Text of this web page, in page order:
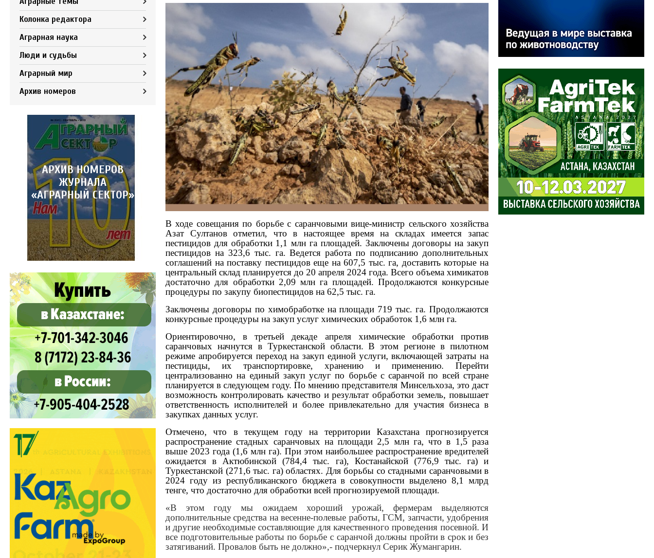
Колонка редактора
Аграрная наука
Люди и судьбы
Аграрный мир
Архив номеров
АРХИВ НОМЕРОВ
ЖУРНАЛА
«АГРАРНЫЙ СЕКТОР»
В ходе совещания по борьбе с саранчовыми вице-министр сельского хозяйства
Азат Султанов отметил, что в настоящее время на складах имеется запас
пестицидов для обработки 1,1 млн га площадей. Заключены договоры на закуп
пестицидов на 323,6 тыс. га. Ведется работа по подписанию дополнительных
соглашений на поставку пестицидов еще на 607,5 тыс. га, доставить которые на
центральный склад планируется до 20 апреля 2024 года. Всего объема химикатов
достаточно для обработки 2,09 млн га площадей. Продолжаются конкурсные
процедуры по закупу биопестицидов на 62,5 тыс. га.
Заключены договоры по химобработке на площади 719 тыс. га. Продолжаются
конкурсные процедуры на закуп услуг химических обработок 1,6 млн га.
Ориентировочно, в третьей декаде апреля химические обработки против
саранчовых начнутся в Туркестанской области. В этом регионе в пилотном
режиме апробируется переход на закуп единой услуги, включающей затраты на
пестициды, их транспортировке, хранению и применению. Перейти
централизованно на единый закуп услуг по борьбе с саранчой по всей стране
планируется в следующем году. По мнению представителя Минсельхоза, это даст
возможность контролировать качество и результат обработки земель, повышает
ответственность исполнителей и более привлекательно для участия бизнеса в
закупках данных услуг.
Отмечено, что в текущем году на территории Казахстана прогнозируется
распространение стадных саранчовых на площади 2,5 млн га, что в 1,5 раза
выше 2023 года (1,6 млн га). При этом наибольшее распространение вредителей
ожидается в Актюбинской (784,4 тыс. га), Костанайской (776,9 тыс. га) и
Туркестанской (271,6 тыс. га) областях. Для борьбы со стадными саранчовыми в
2024 году из республиканского бюджета в совокупности выделено 8,1 млрд
тенге, что достаточно для обработки всей прогнозируемой площади.
«В этом году мы ожидаем хороший урожай, фермерам выделяются
дополнительные средства на весенне-полевые работы, ГСМ, запчасти, удобрения
и другие необходимые составляющие для качественного проведения посевной. И
все подготовительные работы по борьбе с саранчой должны пройти в срок и без
затягиваний. Провалов быть не должно»,- подчеркнул Серик Жумангарин.